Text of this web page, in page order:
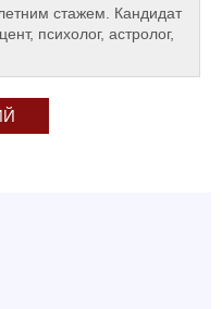
стажем. Кандидат
психолог, астролог,